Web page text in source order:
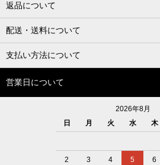
返品について
配送・送料について
支払い方法について
営業日について
2026年8月
日
月 火 水 木
2 3 4 5 6